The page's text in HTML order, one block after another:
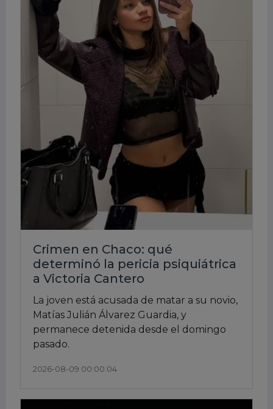
Crimen en Chaco: qué
determinó la pericia psiquiátrica
a Victoria Cantero
La joven está acusada de matar a su novio,
Matías Julián Álvarez Guardia, y
permanece detenida desde el domingo
pasado.
2026-08-09 00:00:04